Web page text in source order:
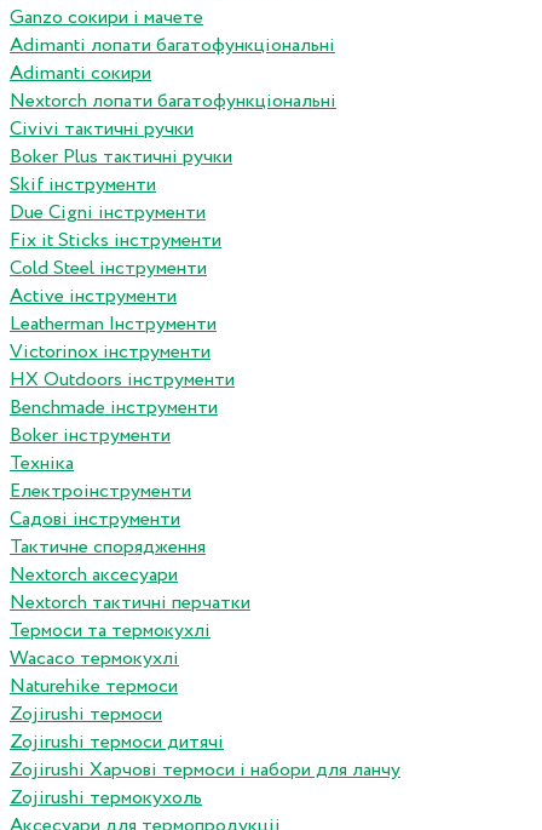
Ganzo сокири і мачете
Adimanti лопати багатофункціональні
Adimanti сокири
Nextorch лопати багатофункціональні
Сivivi тактичні ручки
Boker Plus тактичні ручки
Skif інструменти
Due Cigni інструменти
Fix it Sticks інструменти
Сold Steel інструменти
Active інструменти
Leatherman Інструменти
Victorinox інструменти
HX Outdoors інструменти
Benchmade інструменти
Boker інструменти
Техніка
Електроінструменти
Садові інструменти
Тактичне спорядження
Nextorch аксесуари
Nextorch тактичні перчатки
Термоси та термокухлі
Wacaco термокухлі
Naturehike термоси
Zojirushi термоси
Zojirushi термоси дитячі
Zojirushi Харчові термоси і набори для ланчу
Zojirushi термокухоль